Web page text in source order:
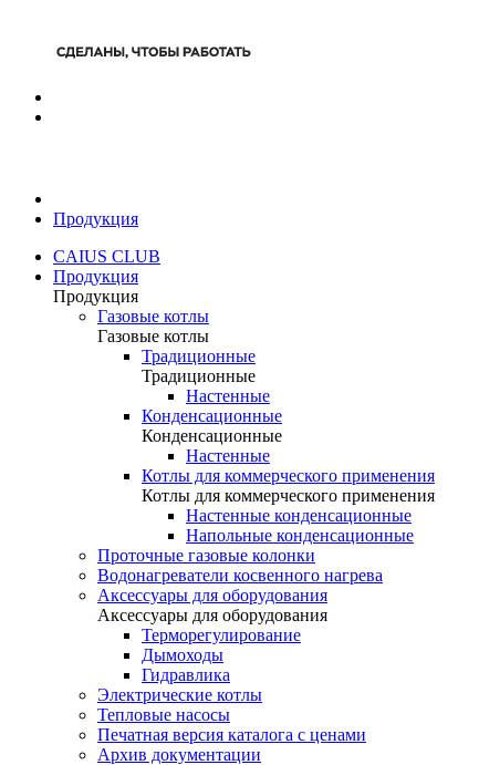
Продукция
CAIUS CLUB
Продукция
Продукция
Газовые котлы
Газовые котлы
Традиционные
Традиционные
Настенные
Конденсационные
Конденсационные
Настенные
Котлы для коммерческого применения
Котлы для коммерческого применения
Настенные конденсационные
Напольные конденсационные
Проточные газовые колонки
Водонагреватели косвенного нагрева
Аксессуары для оборудования
Аксессуары для оборудования
Терморегулирование
Дымоходы
Гидравлика
Электрические котлы
Тепловые насосы
Печатная версия каталога с ценами
Архив документации